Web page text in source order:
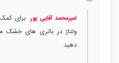
امیرمحمد آقايی پور برای
ولتاژ در باتری های خشک
دهید.